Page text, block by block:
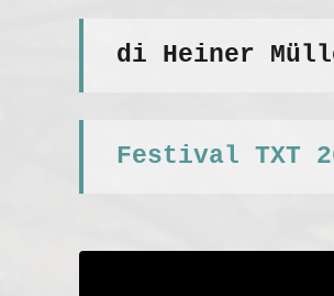
di Heiner
Festival TXT